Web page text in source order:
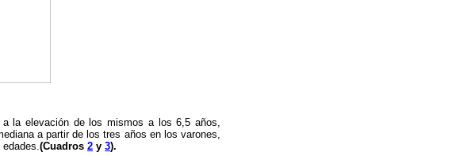
la elevación de los mismos a los 6,5 años,
a partir de los tres años en los varones,
(Cuadros 2 y 3).